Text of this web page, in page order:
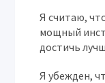
Я считаю,
мощный
достичь
Я убежден,